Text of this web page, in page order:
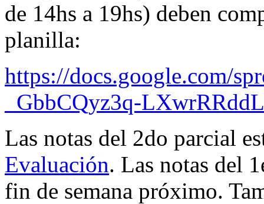
de 14hs a 19hs) deben
planilla:
https://docs.google.com/
_GbbCQyz3q-
Las notas del 2do parcial
Evaluación. Las notas del
fin de semana próximo.